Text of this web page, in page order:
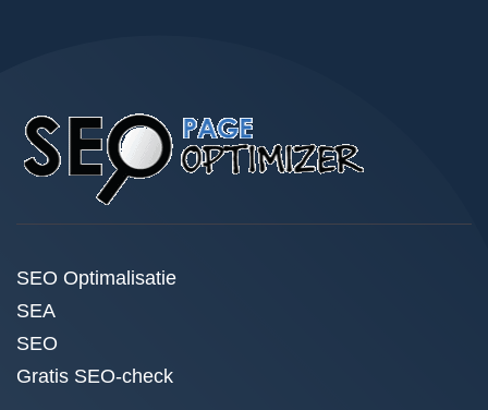
SEO Optimalisatie
SEA
SEO
Gratis SEO-check